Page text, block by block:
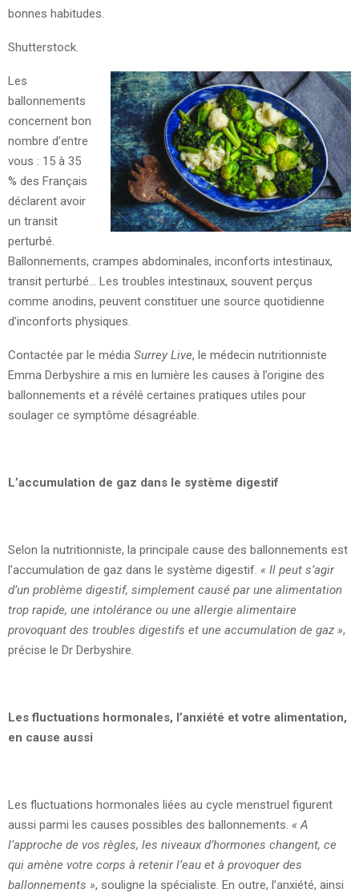
bonnes habitudes.
Shutterstock.
Les
ballonnements
concernent bon
nombre d’entre
vous : 15 à 35
% des Français
déclarent avoir
un transit
perturbé.
Ballonnements, crampes abdominales, inconforts intestinaux,
transit perturbé… Les troubles intestinaux, souvent perçus
comme anodins, peuvent constituer une source quotidienne
d’inconforts physiques.
Contactée par le média Surrey Live, le médecin nutritionniste
Emma Derbyshire a mis en lumière les causes à l’origine des
ballonnements et a révélé certaines pratiques utiles pour
soulager ce symptôme désagréable.
L’accumulation de gaz dans le système digestif
Selon la nutritionniste, la principale cause des ballonnements est
l’accumulation de gaz dans le système digestif. « Il peut s’agir
d’un problème digestif, simplement causé par une alimentation
trop rapide, une intolérance ou une allergie alimentaire
provoquant des troubles digestifs et une accumulation de gaz »,
précise le Dr Derbyshire.
Les fluctuations hormonales, l’anxiété et votre alimentation,
en cause aussi
Les fluctuations hormonales liées au cycle menstruel figurent
aussi parmi les causes possibles des ballonnements. « A
l’approche de vos règles, les niveaux d’hormones changent, ce
qui amène votre corps à retenir l’eau et à provoquer des
ballonnements », souligne la spécialiste. En outre, l’anxiété, ainsi